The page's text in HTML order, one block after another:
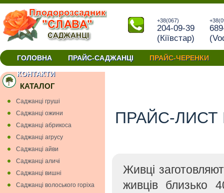
+38(067)
204-09-39
(Кiївстар)
окуліровки та прививки купити черенки Україна
ГОЛОВНА ПРАЙС-САДЖАНЦІ
ПРАЙС-ЧЕРЕНКИ
КОНТАКТИ
ПРАЙС-ЛИСТ
Живці
живців близько
КАТАЛОГ
Cаджанці грушi
Cаджанці ожини
Саджанці абрикоса
Саджанці агрусу
Саджанці айви
Саджанці аличі
Саджанці вишнi
Саджанці волоського горіха